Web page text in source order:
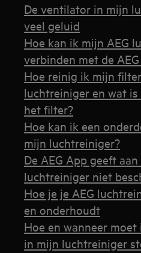
De ventilator in mijn
veel geluid
Hoe kan ik mijn AEG
verbinden met de
Hoe reinig ik mijn
luchtreiniger en wat
het filter?
Hoe kan ik een
mijn luchtreiniger?
De AEG App geeft
luchtreiniger niet
Hoe je je AEG
en onderhoudt
Hoe en wanneer
in mijn luchtreiniger